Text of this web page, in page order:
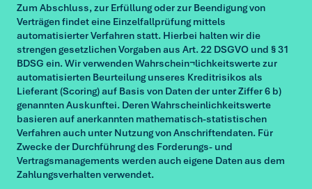
Zum Abschluss, zur Erfüllung oder zur Beendigung von
Verträgen findet eine Einzelfallprüfung mittels
automatisierter Verfahren statt. Hierbei halten wir die
strengen gesetzlichen Vorgaben aus Art. 22 DSGVO und § 31
BDSG ein. Wir verwenden Wahrschein¬lichkeitswerte zur
automatisierten Beurteilung unseres Kreditrisikos als
Lieferant (Scoring) auf Basis von Daten der unter Ziffer 6 b)
genannten Auskunftei. Deren Wahrscheinlichkeitswerte
basieren auf anerkannten mathematisch-statistischen
Verfahren auch unter Nutzung von Anschriftendaten. Für
Zwecke der Durchführung des Forderungs- und
Vertragsmanagements werden auch eigene Daten aus dem
Zahlungsverhalten verwendet.